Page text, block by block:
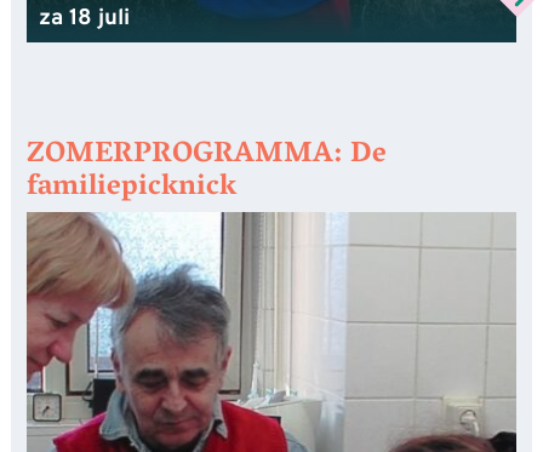
za 18 juli
ZOMERPROGRAMMA: De
familiepicknick